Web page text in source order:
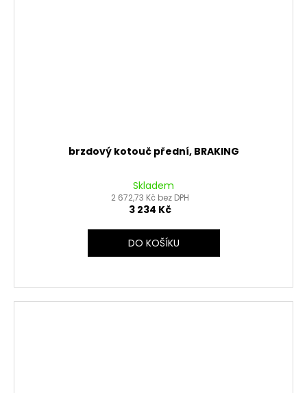
brzdový kotouč přední, BRAKING
Skladem
2 672,73 Kč bez DPH
3 234 Kč
DO KOŠÍKU